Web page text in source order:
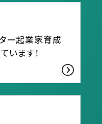
ー起業家育成
います！
活動レポート